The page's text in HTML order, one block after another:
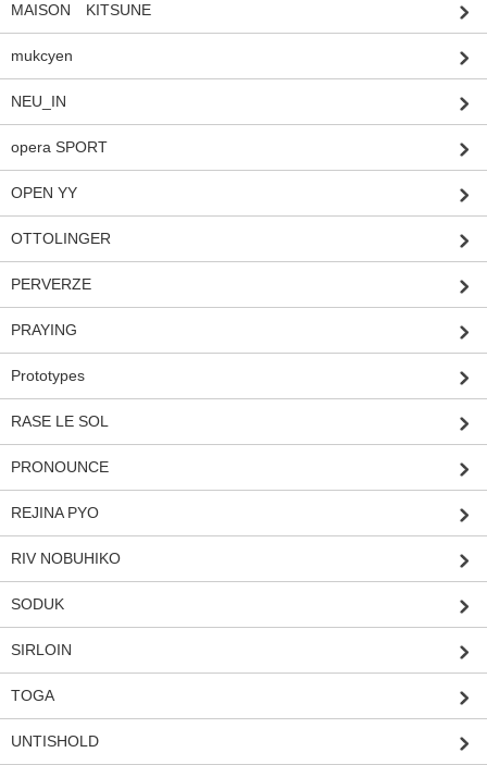
MAISON KITSUNE
mukcyen
NEU_IN
opera SPORT
OPEN YY
OTTOLINGER
PERVERZE
PRAYING
Prototypes
RASE LE SOL
PRONOUNCE
REJINA PYO
RIV NOBUHIKO
SODUK
SIRLOIN
TOGA
UNTISHOLD